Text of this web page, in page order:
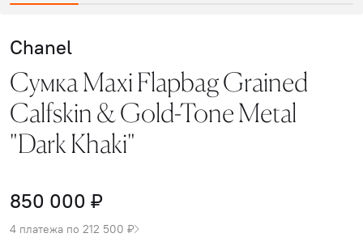
Chanel
Сумка Maxi Flapbag Grained
Calfskin & Gold-Tone Metal
"Dark Khaki"
850 000 ₽
4 платежа по 212 500 ₽